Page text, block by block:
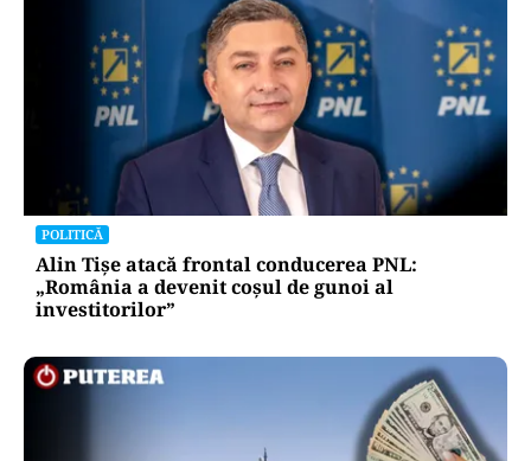
POLITICĂ
Alin Tișe atacă frontal conducerea PNL:
„România a devenit coșul de gunoi al
investitorilor”